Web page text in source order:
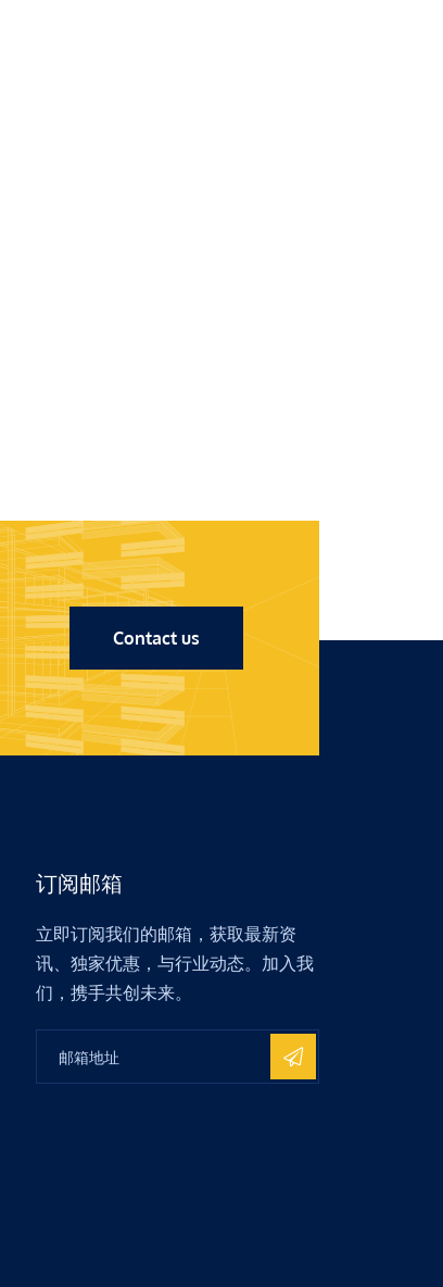
Contact us
订阅邮箱
立即订阅我们的邮箱，获取最新资
讯、独家优惠，与行业动态。加入我
们，携手共创未来。